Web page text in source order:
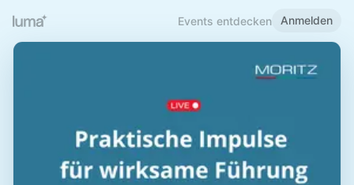
Events entdecken Anmelden